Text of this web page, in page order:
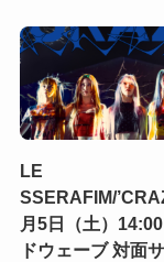
LE
SSERAFIM/
月5日（土）
ドウェーブ 対面